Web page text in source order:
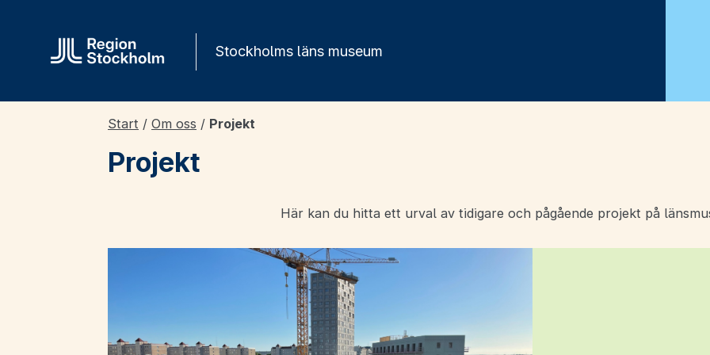
Stockholms läns museum
Start / Om oss / Projekt
Projekt
Här kan du hitta ett urval av tidigare och pågående projekt på